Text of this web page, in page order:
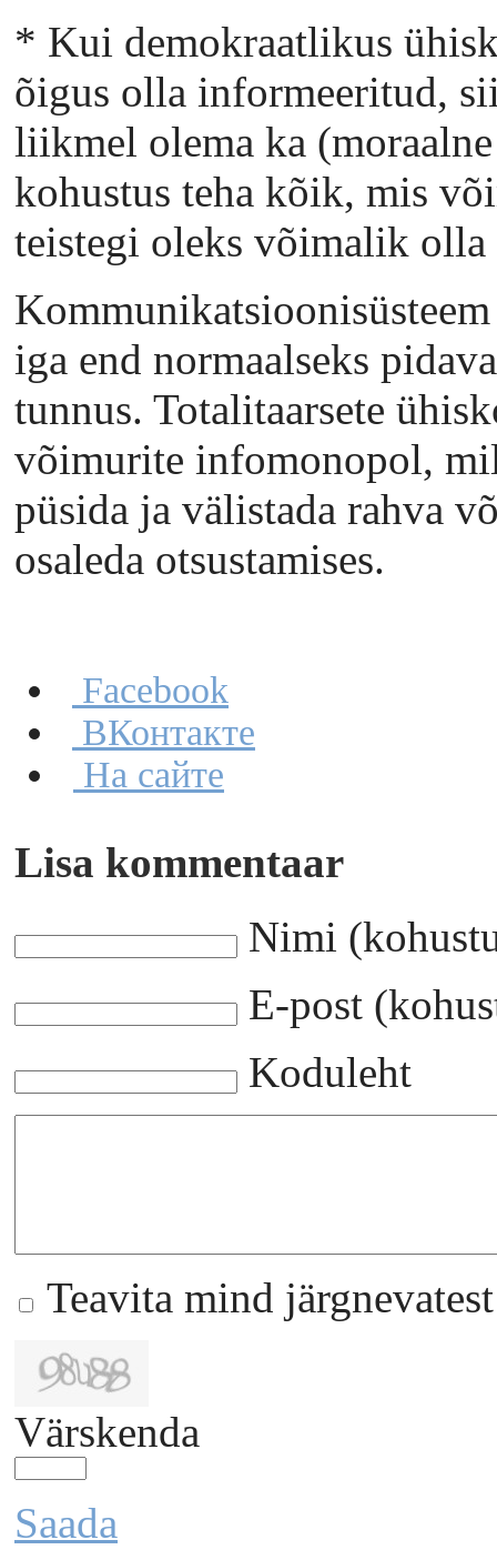
* Kui demokraatlikus
õigus olla informeeritud,
liikmel olema ka
kohustus teha kõik, mis
teistegi oleks võimalik
iga end normaalseks
tunnus. Totalitaarsete
võimurite infomonopol,
püsida ja välistada rahva
osaleda otsustamises.
Facebook
ВКонтакте
На сайте
Lisa kommentaar
Nimi
E-post
Koduleht
Teavita mind
Värskenda
Saada